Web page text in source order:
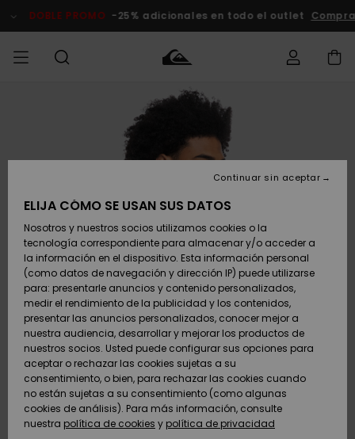
del
DOBLE PROMO -25% adicionales en todo el outlet
Ropa
Zapatos y
chanclas
Surf
Snow
Novedades
Ropa
Zapatos y
chanclas
Surf
Snow
Novedades
Shop
Destacados
Snow
SURF
Surf Shop
Hombre
Highlights
Comunidad
SNOW
Tienda
Snow
Snow Niños
Tienda
Snow Mujer
Destacados
Comunidad
DOBLE
PROMO
Outlet
Hombre
Outlet
Mujer
AYUDA &
CONTACTO
Accede a tu
pedido
Envio
Devoluciones
Pago
Tarjeta de
regalo
Quiksilver
Freedom
Protección de
datos
personales
ELIJA CÓMO SE USAN SUS DATOS
Nosotros y nuestros socios utilizamos cookies o la
tecnología correspondiente para almacenar y/o acceder a
la información en el dispositivo. Esta información personal
(como datos de navegación y dirección IP) puede utilizarse
para: presentarle anuncios y contenido personalizados,
medir el rendimiento de la publicidad y los contenidos,
presentar las anuncios personalizados, conocer mejor a
nuestra audiencia, desarrollar y mejorar los productos de
nuestros socios. Usted puede configurar sus opciones para
aceptar o rechazar las cookies sujetas a su
consentimiento, o bien, para rechazar las cookies cuando
no están sujetas a su consentimiento (como algunas
cookies de análisis). Para más información, consulte
nuestra política de cookies y política de privacidad
Continuar sin aceptar